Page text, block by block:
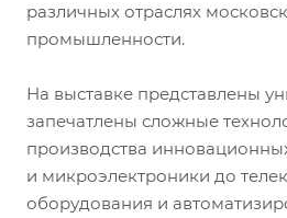
различных отраслях
промышленности.
На выставке представлены
запечатлены сложные
производства
и микроэлектроники до
оборудования и